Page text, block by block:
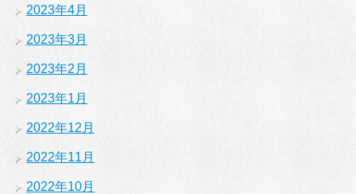
2023年4月
2023年3月
2023年2月
2023年1月
2022年12月
2022年11月
2022年10月